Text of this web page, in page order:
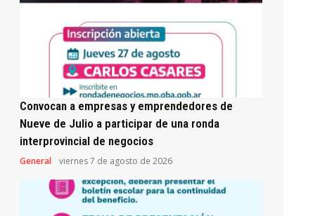
Convocan a empresas y emprendedores de
Nueve de Julio a participar de una ronda
interprovincial de negocios
General viernes 7 de agosto de 2026